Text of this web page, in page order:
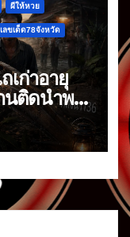
ผีให้หวย
เลขเด็ด78จังหวัด
เก่าอายุ
นติดนำพา